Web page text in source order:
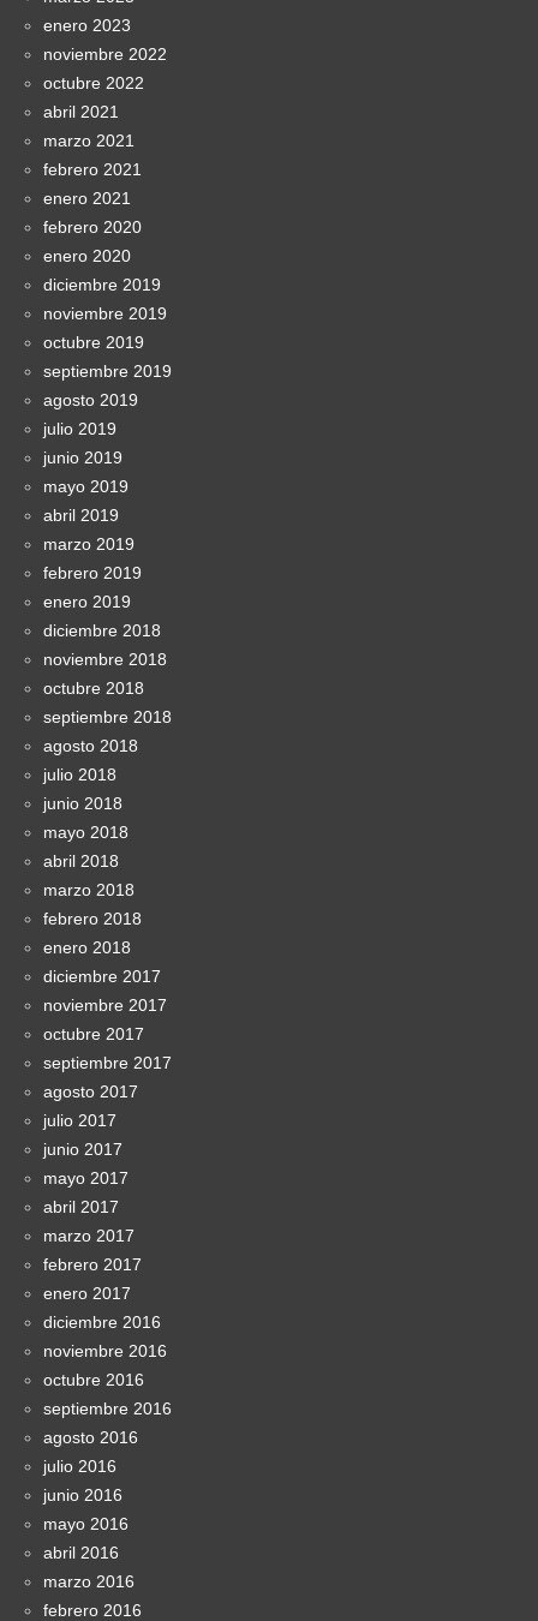
enero 2023
noviembre 2022
octubre 2022
abril 2021
marzo 2021
febrero 2021
enero 2021
febrero 2020
enero 2020
diciembre 2019
noviembre 2019
octubre 2019
septiembre 2019
agosto 2019
julio 2019
junio 2019
mayo 2019
abril 2019
marzo 2019
febrero 2019
enero 2019
diciembre 2018
noviembre 2018
octubre 2018
septiembre 2018
agosto 2018
julio 2018
junio 2018
mayo 2018
abril 2018
marzo 2018
febrero 2018
enero 2018
diciembre 2017
noviembre 2017
octubre 2017
septiembre 2017
agosto 2017
julio 2017
junio 2017
mayo 2017
abril 2017
marzo 2017
febrero 2017
enero 2017
diciembre 2016
noviembre 2016
octubre 2016
septiembre 2016
agosto 2016
julio 2016
junio 2016
mayo 2016
abril 2016
marzo 2016
febrero 2016